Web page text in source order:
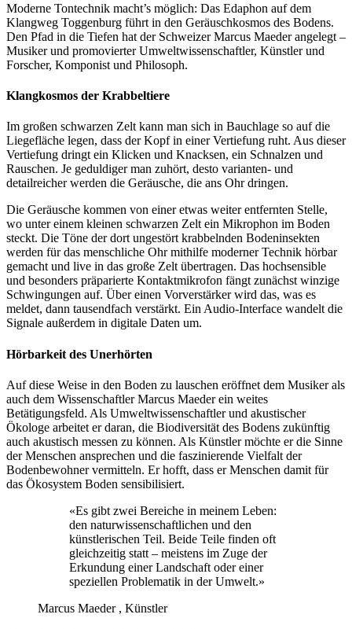
Moderne Tontechnik macht’s möglich: Das Edaphon auf dem
Klangweg Toggenburg führt in den Geräuschkosmos des Bodens.
Den Pfad in die Tiefen hat der Schweizer Marcus Maeder angelegt –
Musiker und promovierter Umweltwissenschaftler, Künstler und
Forscher, Komponist und Philosoph.
Klangkosmos der Krabbeltiere
Im großen schwarzen Zelt kann man sich in Bauchlage so auf die
Liegefläche legen, dass der Kopf in einer Vertiefung ruht. Aus dieser
Vertiefung dringt ein Klicken und Knacksen, ein Schnalzen und
Rauschen. Je geduldiger man zuhört, desto varianten- und
detailreicher werden die Geräusche, die ans Ohr dringen.
Die Geräusche kommen von einer etwas weiter entfernten Stelle,
wo unter einem kleinen schwarzen Zelt ein Mikrophon im Boden
steckt. Die Töne der dort ungestört krabbelnden Bodeninsekten
werden für das menschliche Ohr mithilfe moderner Technik hörbar
gemacht und live in das große Zelt übertragen. Das hochsensible
und besonders präparierte Kontaktmikrofon fängt zunächst winzige
Schwingungen auf. Über einen Vorverstärker wird das, was es
meldet, dann tausendfach verstärkt. Ein Audio-Interface wandelt die
Signale außerdem in digitale Daten um.
Hörbarkeit des Unerhörten
Auf diese Weise in den Boden zu lauschen eröffnet dem Musiker als
auch dem Wissenschaftler Marcus Maeder ein weites
Betätigungsfeld. Als Umweltwissenschaftler und akustischer
Ökologe arbeitet er daran, die Biodiversität des Bodens zukünftig
auch akustisch messen zu können. Als Künstler möchte er die Sinne
der Menschen ansprechen und die faszinierende Vielfalt der
Bodenbewohner vermitteln. Er hofft, dass er Menschen damit für
das Ökosystem Boden sensibilisiert.
«Es gibt zwei Bereiche in meinem Leben:
den naturwissenschaftlichen und den
künstlerischen Teil. Beide Teile finden oft
gleichzeitig statt – meistens im Zuge der
Erkundung einer Landschaft oder einer
speziellen Problematik in der Umwelt.»
Marcus Maeder , Künstler